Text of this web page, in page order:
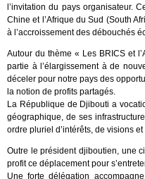
l’invitation du pays organisateur.
Chine et l’Afrique du Sud (South
à l’accroissement des débouchés
Autour du thème « Les BRICS et
partie à l’élargissement à de
déceler pour notre pays des
la notion de profits partagés.
La République de Djibouti a
géographique, de ses
ordre pluriel d’intérêts, de visions et
Outre le président djiboutien, une
profit ce déplacement pour
Une forte délégation